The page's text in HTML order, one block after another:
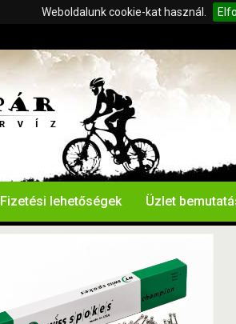
Weboldalunk cookie-kat használ.
Fizetési lehetőségek Üzlet